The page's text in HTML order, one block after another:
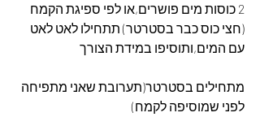
2 כוסות מים פושרים,או לפי ספיגת הקמח
(חצי כוס כבר בסטרטר) תתחילו לאט לאט
עם המים,ותוסיפו במידת הצורך
מתחילים בסטרטר(תערובת שאני מתפיחה
לפני שמוסיפה לקמח)